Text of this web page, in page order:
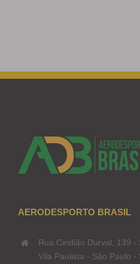
AERODESPORTO BRASIL
Rua Ciridião Durval, 139 -
Vila Paulista - São Paulo -